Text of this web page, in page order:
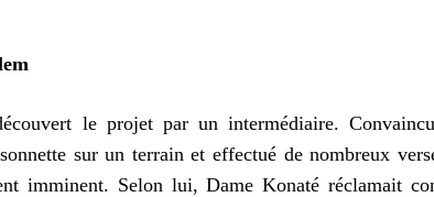
le projet par un intermédiaire.
sur un terrain et effectué de nombreux
imminent. Selon lui, Dame Konaté réclamait